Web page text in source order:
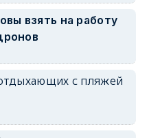
взять на работу
с пляжей